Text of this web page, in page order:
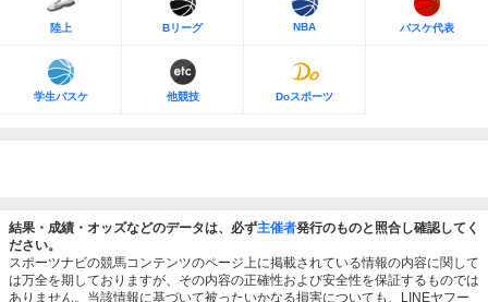
陸上 Bリーグ NBA バスケ代表
学生バスケ 他競技 Doスポーツ
結果・成績・オッズなどのデータは、必ず主催者発行のものと照合し確認してく
ださい。
スポーツナビの競馬コンテンツのページ上に掲載されている情報の内容に関して
は万全を期しておりますが、その内容の正確性および安全性を保証するものでは
ありません。当該情報に基づいて被ったいかなる損害についても、LINEヤフー